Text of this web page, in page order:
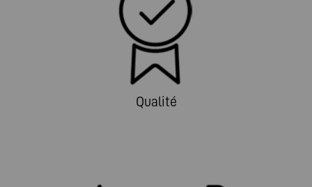
Qualité